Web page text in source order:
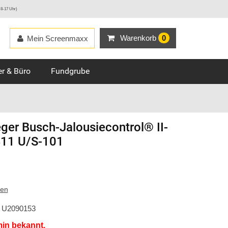
17 Uhr)
Warenkorb 0
Mein Screenmaxx
& Büro Fundgrube
Busch-Jalousiecontrol® II-
U/S-101
U2090153
bekannt.